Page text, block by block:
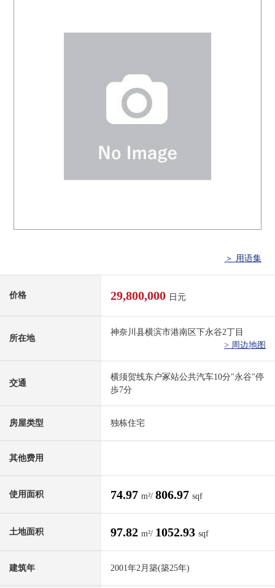
＞ 用语集
价格 29,800,000 日元
所在地
神奈川县横滨市港南区下永谷2丁目
> 周边地图
交通
横须贺线东户冢站公共汽车10分"永谷"停
歩7分
房屋类型 独栋住宅
其他费用
使用面积 74.97 m²/ 806.97 sqf
土地面积 97.82 m²/ 1052.93 sqf
建筑年 2001年2月築(築25年)